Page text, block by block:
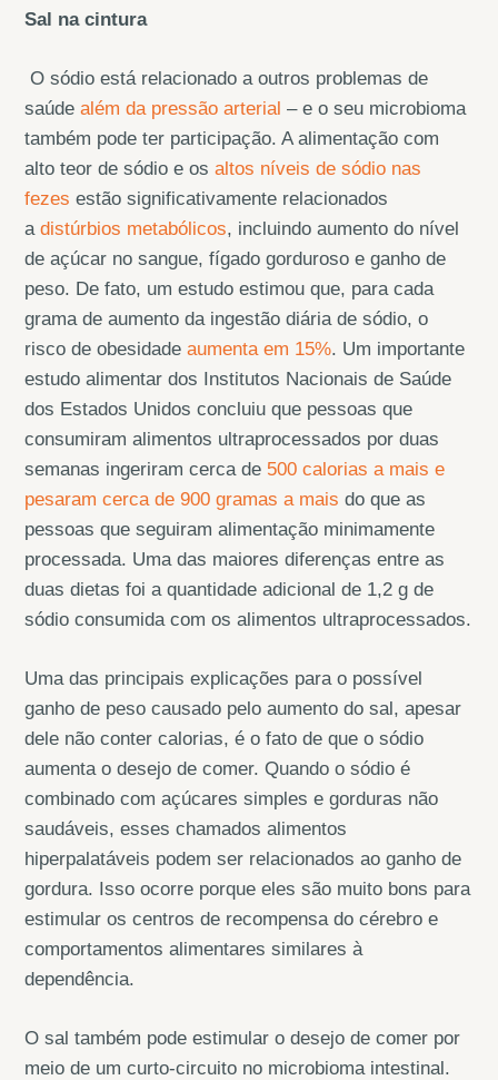
Sal na cintura
O sódio está relacionado a outros problemas de
saúdealém da pressão arterial – e o seu microbioma
também pode ter participação. A alimentação com
alto teor de sódio e osaltos níveis de sódio nas
fezesestão significativamente relacionados
adistúrbios metabólicos, incluindo aumento do nível
de açúcar no sangue, fígado gorduroso e ganho de
peso. De fato, um estudo estimou que, para cada
grama de aumento da ingestão diária de sódio, o
risco de obesidadeaumenta em 15%. Um importante
estudo alimentar dos Institutos Nacionais de Saúde
dos Estados Unidos concluiu que pessoas que
consumiram alimentos ultraprocessados por duas
semanas ingeriram cerca de 500 calorias a mais e
pesaram cerca de 900 gramas a maisdo que as
pessoas que seguiram alimentação minimamente
processada. Uma das maiores diferenças entre as
duas dietas foi a quantidade adicional de 1,2 g de
sódio consumida com os alimentos ultraprocessados.
Uma das principais explicações para o possível
ganho de peso causado pelo aumento do sal, apesar
dele não conter calorias, é o fato de que o sódio
aumenta o desejo de comer. Quando o sódio é
combinado com açúcares simples e gorduras não
saudáveis, esses chamados alimentos
hiperpalatáveis podem ser relacionados ao ganho de
gordura. Isso ocorre porque eles são muito bons para
estimular os centros de recompensa do cérebro e
comportamentos alimentares similares à
dependência.
O sal também pode estimular o desejo de comer por
meio de um curto-circuito no microbioma intestinal.